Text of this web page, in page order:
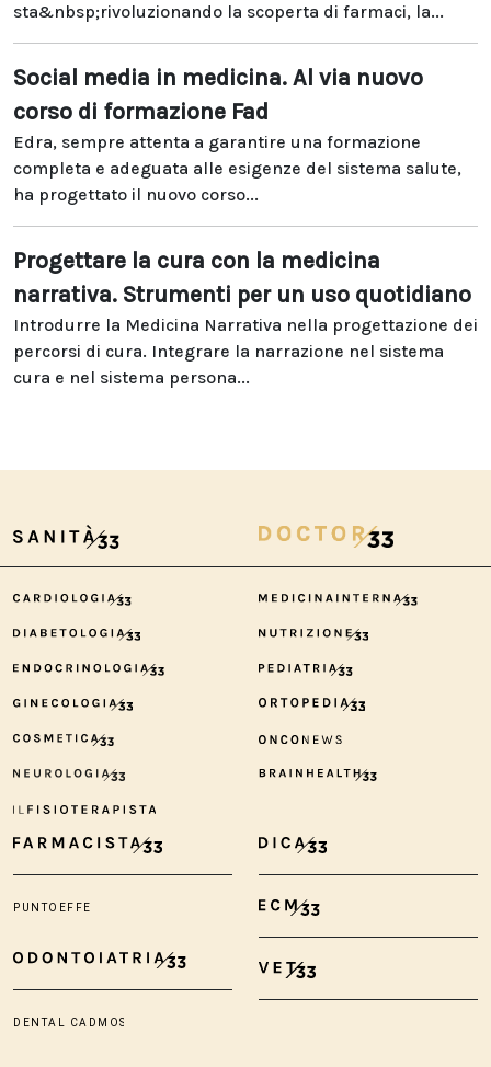
sta&nbsp;rivoluzionando la scoperta di farmaci, la...
Social media in medicina. Al via nuovo
corso di formazione Fad
Edra, sempre attenta a garantire una formazione
completa e adeguata alle esigenze del sistema salute,
ha progettato il nuovo corso...
Progettare la cura con la medicina
narrativa. Strumenti per un uso quotidiano
Introdurre la Medicina Narrativa nella progettazione dei
percorsi di cura. Integrare la narrazione nel sistema
cura e nel sistema persona...